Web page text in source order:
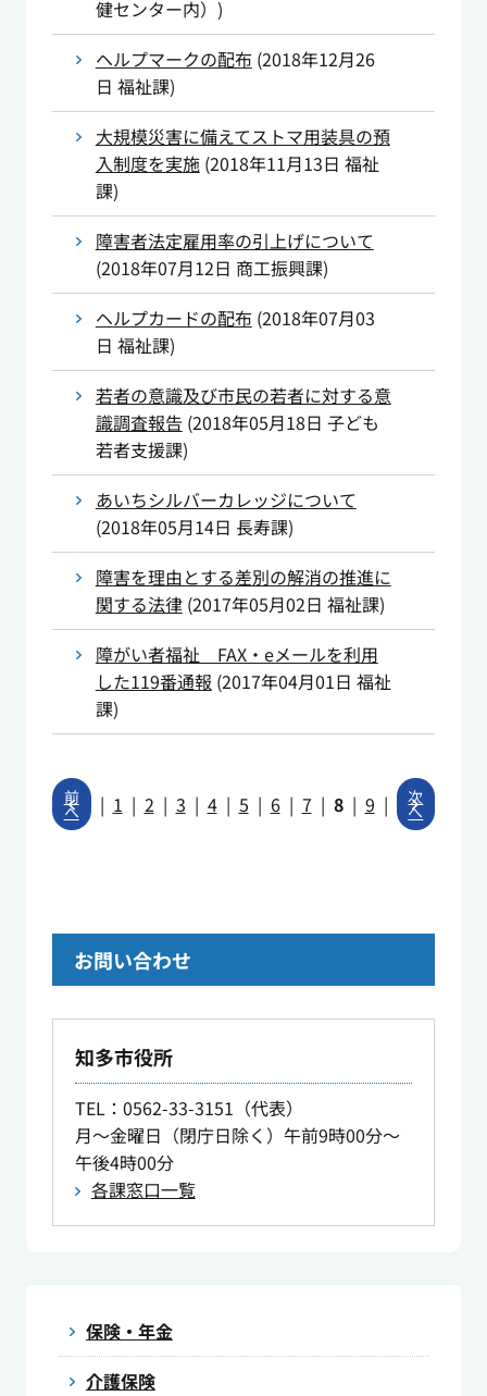
健センター内） )
ヘルプマークの配布 (2018年12月26
日 福祉課)
大規模災害に備えてストマ用装具の預
入制度を実施(2018年11月13日 福祉
課)
障害者法定雇用率の引上げについて
(2018年07月12日 商工振興課)
ヘルプカードの配布 (2018年07月03
日 福祉課)
若者の意識及び市民の若者に対する意
識調査報告 (2018年05月18日 子ども
若者支援課)
あいちシルバーカレッジについて
(2018年05月14日 長寿課)
障害を理由とする差別の解消の推進に
関する法律(2017年05月02日 福祉課)
障がい者福祉 FAX・eメールを利用
した119番通報 (2017年04月01日 福祉
課)
前
へ | 1 | 2 | 3 | 4 | 5 | 6 | 7 | 8 | 9 | 次
へ
お問い合わせ
知多市役所
TEL：0562-33-3151（代表）
月～金曜日（閉庁日除く）午前9時00分～
午後4時00分
各課窓口一覧
保険・年金
介護保険